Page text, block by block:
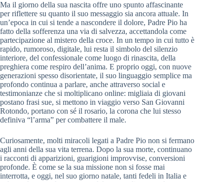
Ma il giorno della sua nascita offre uno spunto affascinante
per riflettere su quanto il suo messaggio sia ancora attuale. In
un’epoca in cui si tende a nascondere il dolore, Padre Pio ha
fatto della sofferenza una via di salvezza, accettandola come
partecipazione al mistero della croce. In un tempo in cui tutto è
rapido, rumoroso, digitale, lui resta il simbolo del silenzio
interiore, del confessionale come luogo di rinascita, della
preghiera come respiro dell’anima. E proprio oggi, con nuove
generazioni spesso disorientate, il suo linguaggio semplice ma
profondo continua a parlare, anche attraverso social e
testimonianze che si moltiplicano online: migliaia di giovani
postano frasi sue, si mettono in viaggio verso San Giovanni
Rotondo, portano con sé il rosario, la corona che lui stesso
definiva “l’arma” per combattere il male.
Curiosamente, molti miracoli legati a Padre Pio non si fermano
agli anni della sua vita terrena. Dopo la sua morte, continuano
i racconti di apparizioni, guarigioni improvvise, conversioni
profonde. È come se la sua missione non si fosse mai
interrotta, e oggi, nel suo giorno natale, tanti fedeli in Italia e